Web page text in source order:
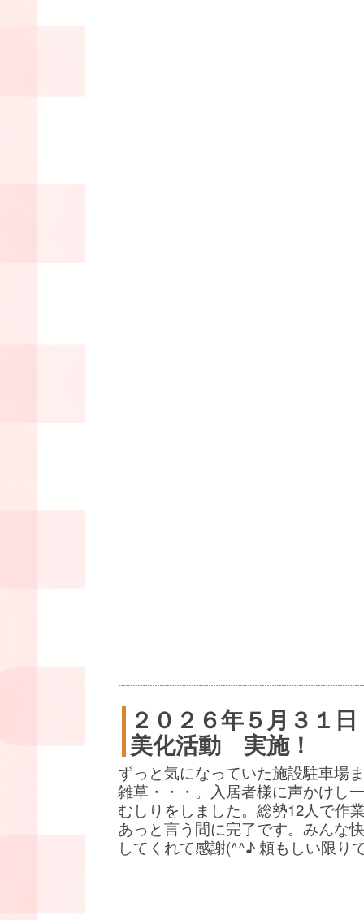
２０２６年５月３１日
美化活動 実施！
ずっと気になっていた施設駐車場
雑草・・・。入居者様に声かけし
むしりをしました。総勢12人で作
あっと言う間に完了です。みんな
してくれて感謝(^^♪ 頼もしい限り